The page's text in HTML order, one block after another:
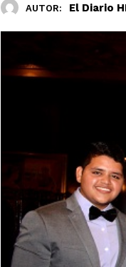
AUTOR: El Diario